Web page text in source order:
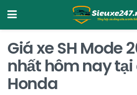
Giá xe SH Mode
nhất hôm nay tại
Honda